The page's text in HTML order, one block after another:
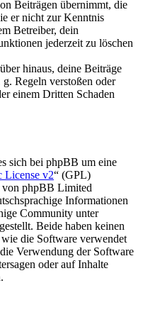
Beiträgen übernimmt, die
er nicht zur Kenntnis
Betreiber, dein
jederzeit zu löschen
hinaus, deine Beiträge
Regeln verstoßen oder
einem Dritten Schaden
sich bei phpBB um eine
License v2“ (GPL)
von phpBB Limited
Informationen
Community unter
Beide haben keinen
die Software verwendet
Verwendung der Software
oder auf Inhalte